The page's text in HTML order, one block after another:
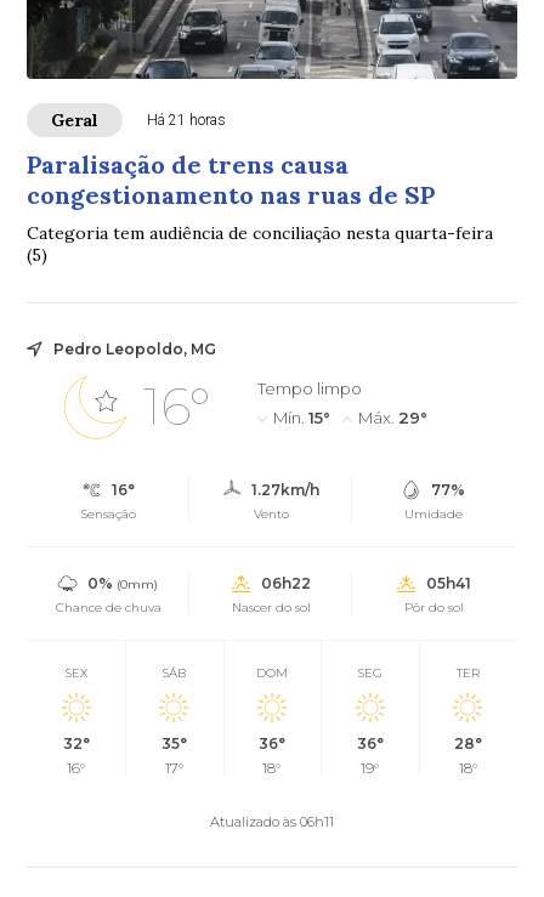
Geral Há 21 horas
Paralisação de trens causa
congestionamento nas ruas de SP
Categoria tem audiência de conciliação nesta quarta-feira
(5)
Pedro Leopoldo, MG
16°
Tempo limpo
Mín. 15° Máx. 29°
16°
Sensação
1.27km/h
Vento
77%
Umidade
0% (0mm)
Chance de chuva
06h22
Nascer do sol
05h41
Pôr do sol
SEX
32°
16°
SÁB
35°
17°
DOM
36°
18°
SEG
36°
19°
TER
28°
18°
Atualizado às 06h11